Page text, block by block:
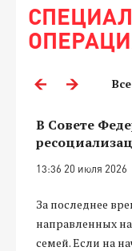
В Совете
13:36 20 июля 2026
За последнее
направленных
семей. Если на